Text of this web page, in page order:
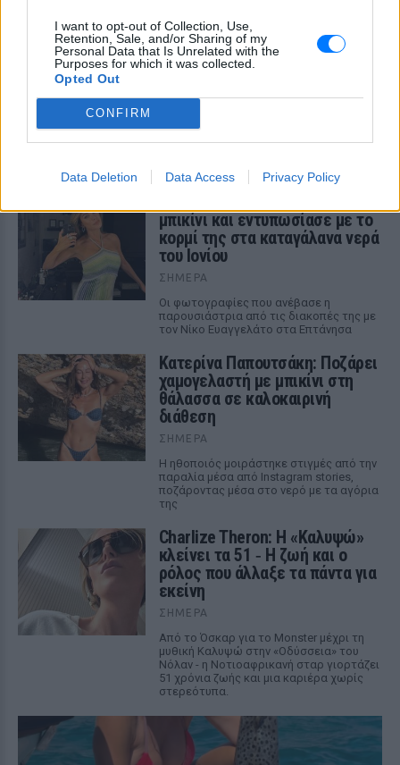
I want to opt-out of Collection, Use,
Retention, Sale, and/or Sharing of my
Personal Data that Is Unrelated with the
Purposes for which it was collected.
Opted Out
CONFIRM
Data Deletion Data Access Privacy Policy
ΔΕΙΤΕ ΕΠΙΣΗΣ
μπικίνι και εντυπωσίασε με το
κορμί της στα καταγάλανα νερά
του Ιονίου
ΣΉΜΕΡΑ
Οι φωτογραφίες που ανέβασε η
παρουσιάστρια από τις διακοπές της με
τον Νίκο Ευαγγελάτο στα Επτάνησα
Κατερίνα Παπουτσάκη: Ποζάρει
χαμογελαστή με μπικίνι στη
θάλασσα σε καλοκαιρινή
διάθεση
ΣΉΜΕΡΑ
Η ηθοποιός μοιράστηκε στιγμές από την
παραλία μέσα από Instagram stories,
ποζάροντας μέσα στο νερό με τα αγόρια
της
Charlize Theron: Η «Καλυψώ»
κλείνει τα 51 ‑ H ζωή και ο
ρόλος που άλλαξε τα πάντα για
εκείνη
ΣΉΜΕΡΑ
Από το Όσκαρ για το Monster μέχρι τη
μυθική Καλυψώ στην «Οδύσσεια» του
Νόλαν - η Νοτιοαφρικανή σταρ γιορτάζει
51 χρόνια ζωής και μια καριέρα χωρίς
στερεότυπα.